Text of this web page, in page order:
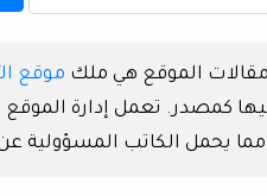
الموقع هي ملك موقع
كمصدر. تعمل إدارة الموقع
يحمل الكاتب المسؤولية